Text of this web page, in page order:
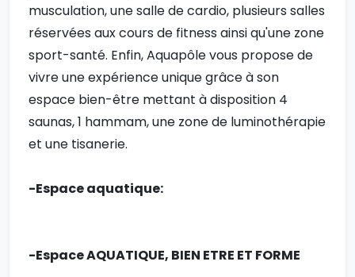
musculation, une salle de cardio, plusieurs salles
réservées aux cours de fitness ainsi qu'une zone
sport-santé. Enfin, Aquapôle vous propose de
vivre une expérience unique grâce à son
espace bien-être mettant à disposition 4
saunas, 1 hammam, une zone de luminothérapie
et une tisanerie.
-Espace aquatique:
-Espace AQUATIQUE, BIEN ETRE ET FORME